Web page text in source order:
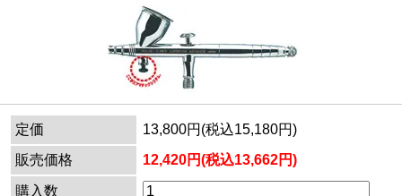
定価
13,800円(税込15,180円)
販売価格
12,420円(税込13,662円)
購入数